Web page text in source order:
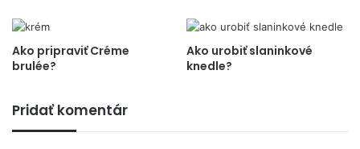
Ako pripraviť Créme
brulée?
Ako urobiť slaninkové
knedle?
Pridať komentár